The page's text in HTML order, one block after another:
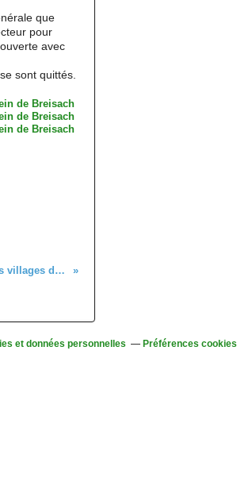
que
pour
avec
sont quittés.
Randonnée dans la vallée de la Chirgoutte et les villages du Ban de la Roche - mercredi 2 octobre 2019
et données personnelles Préférences cookies